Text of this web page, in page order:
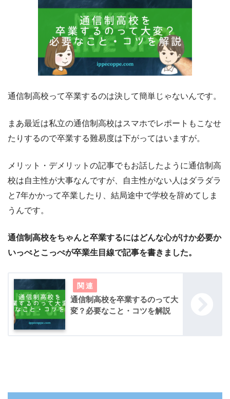
通信制高校って卒業するのは決して簡単じゃないんです。
まあ最近は私立の通信制高校はスマホでレポートもこなせ
たりするので卒業する難易度は下がってはいますが。
メリット・デメリットの記事でもお話したように通信制高
校は自主性が大事なんですが、自主性がない人はダラダラ
と7年かかって卒業したり、結局途中で学校を辞めてしま
うんです。
通信制高校をちゃんと卒業するにはどんな心がけか必要か
いっぺとこっぺが卒業生目線で記事を書きました。
通信制高校を卒業するのって大
変？必要なこと・コツを解説